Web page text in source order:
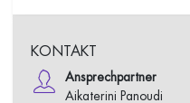
KONTAKT
Ansprechpartner
Aikaterini Panoudi